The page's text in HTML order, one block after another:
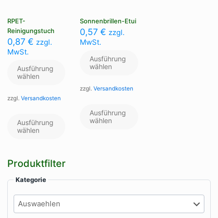
RPET-
Reinigungstuch
0,87 € zzgl.
MwSt.
Ausführung
wählen
zzgl. Versandkosten
Ausführung
wählen
auf
Produktseite
Sonnenbrillen-Etui
0,57€ zzgl.
MwSt.
Ausführung
wählen
zzgl.Versandkosten
Ausführung
wählen
der
gewählt
Produktfilter
Kategorie